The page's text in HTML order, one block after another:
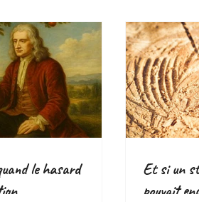
écologique
le hasard
Et si un
pouvait